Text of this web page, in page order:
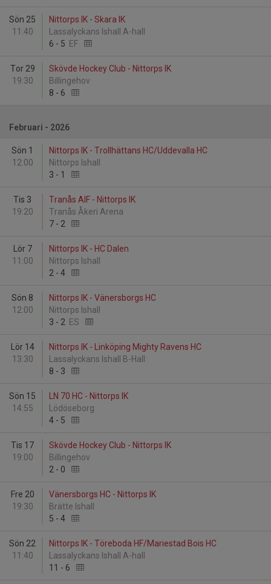
Sön 25
11:40
Nittorps IK - Skara IK
Lassalyckans Ishall A-hall
6 - 5 EF
Tor 29
19:30
Skövde Hockey Club - Nittorps IK
Billingehov
8 - 6
Februari - 2026
Sön 1
12:00
Nittorps IK - Trollhättans HC/Uddevalla HC
Nittorps Ishall
3 - 1
Tis 3
19:20
Tranås AIF - Nittorps IK
Tranås Åkeri Arena
7 - 2
Lör 7
11:00
Nittorps IK - HC Dalen
Nittorps Ishall
2 - 4
Sön 8
12:00
Nittorps IK - Vänersborgs HC
Nittorps Ishall
3 - 2 ES
Lör 14
13:30
Nittorps IK - Linköping Mighty Ravens HC
Lassalyckans Ishall B-Hall
8 - 3
Sön 15
14:55
LN 70 HC - Nittorps IK
Lödöseborg
4 - 5
Tis 17
19:00
Skövde Hockey Club - Nittorps IK
Billingehov
2 - 0
Fre 20
19:30
Vänersborgs HC - Nittorps IK
Brätte Ishall
5 - 4
Sön 22
11:40
Nittorps IK - Töreboda HF/Mariestad Bois HC
Lassalyckans Ishall A-hall
11 - 6